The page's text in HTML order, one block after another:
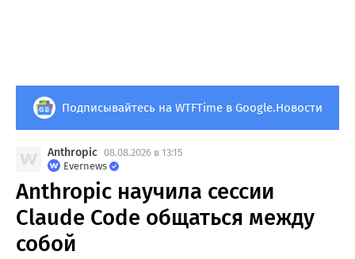
Подписывайтесь на WTFTime в Google.Новости
Anthropic 08.08.2026 в 13:15
Evernews
Anthropic научила сессии
Claude Code общаться между
собой